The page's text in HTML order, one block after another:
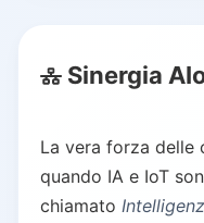
Sinergia
La vera forza delle
quando IA e IoT
chiamato